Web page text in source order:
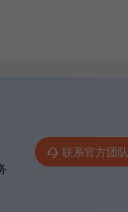
联系官方团队